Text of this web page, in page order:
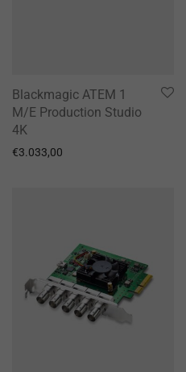
Blackmagic ATEM 1
M/E Production Studio
4K
€3.033,00